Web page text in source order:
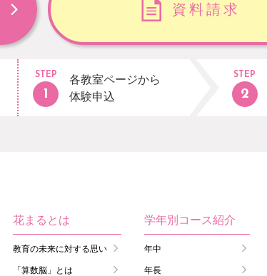
資料請求
STEP
各教室ページから
体験申込
STEP
花まるとは
教育の未来に対する思い
「算数脳」とは
学年別コース紹介
年中
年長